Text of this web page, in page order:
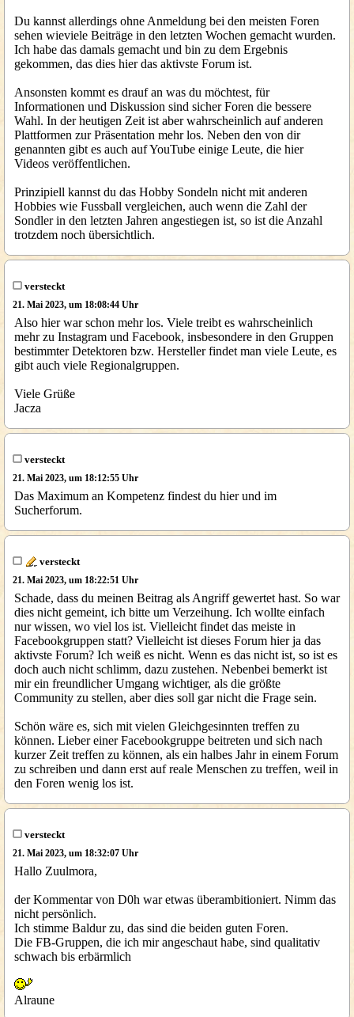
Du kannst allerdings ohne Anmeldung bei den meisten Foren
sehen wieviele Beiträge in den letzten Wochen gemacht wurden.
Ich habe das damals gemacht und bin zu dem Ergebnis
gekommen, das dies hier das aktivste Forum ist.
Ansonsten kommt es drauf an was du möchtest, für
Informationen und Diskussion sind sicher Foren die bessere
Wahl. In der heutigen Zeit ist aber wahrscheinlich auf anderen
Plattformen zur Präsentation mehr los. Neben den von dir
genannten gibt es auch auf YouTube einige Leute, die hier
Videos veröffentlichen.
Prinzipiell kannst du das Hobby Sondeln nicht mit anderen
Hobbies wie Fussball vergleichen, auch wenn die Zahl der
Sondler in den letzten Jahren angestiegen ist, so ist die Anzahl
trotzdem noch übersichtlich.
versteckt
21. Mai 2023, um 18:08:44 Uhr
Also hier war schon mehr los. Viele treibt es wahrscheinlich
mehr zu Instagram und Facebook, insbesondere in den Gruppen
bestimmter Detektoren bzw. Hersteller findet man viele Leute, es
gibt auch viele Regionalgruppen.
Viele Grüße
Jacza
versteckt
21. Mai 2023, um 18:12:55 Uhr
Das Maximum an Kompetenz findest du hier und im
Sucherforum.
versteckt
21. Mai 2023, um 18:22:51 Uhr
Schade, dass du meinen Beitrag als Angriff gewertet hast. So war
dies nicht gemeint, ich bitte um Verzeihung. Ich wollte einfach
nur wissen, wo viel los ist. Vielleicht findet das meiste in
Facebookgruppen statt? Vielleicht ist dieses Forum hier ja das
aktivste Forum? Ich weiß es nicht. Wenn es das nicht ist, so ist es
doch auch nicht schlimm, dazu zustehen. Nebenbei bemerkt ist
mir ein freundlicher Umgang wichtiger, als die größte
Community zu stellen, aber dies soll gar nicht die Frage sein.
Schön wäre es, sich mit vielen Gleichgesinnten treffen zu
können. Lieber einer Facebookgruppe beitreten und sich nach
kurzer Zeit treffen zu können, als ein halbes Jahr in einem Forum
zu schreiben und dann erst auf reale Menschen zu treffen, weil in
den Foren wenig los ist.
versteckt
21. Mai 2023, um 18:32:07 Uhr
Hallo Zuulmora,
der Kommentar von D0h war etwas überambitioniert. Nimm das
nicht persönlich.
Ich stimme Baldur zu, das sind die beiden guten Foren.
Die FB-Gruppen, die ich mir angeschaut habe, sind qualitativ
schwach bis erbärmlich
Alraune